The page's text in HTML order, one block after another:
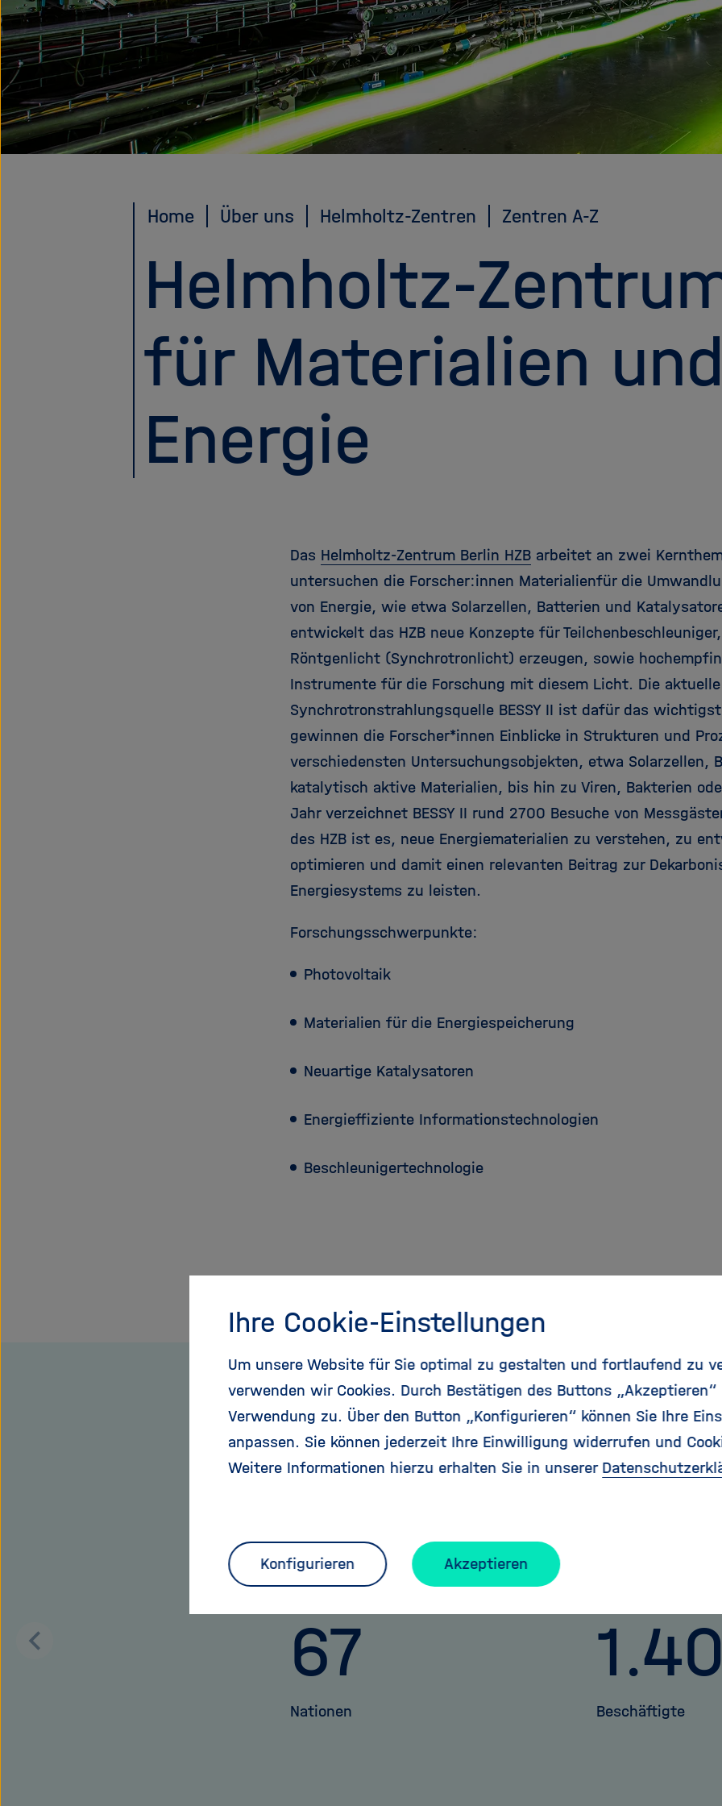
Home Über uns Helmholtz-Zentren Zentren A-Z
Helmholtz-
für Materialien und
Energie
Das Helmholtz-Zentrum Berlin HZB arbeitet an zwei
untersuchen die Forscher:innen Materialienfür die
von Energie, wie etwa Solarzellen, Batterien und
entwickelt das HZB neue Konzepte für
Röntgenlicht (Synchrotronlicht) erzeugen, sowie
Instrumente für die Forschung mit diesem Licht. Die aktuelle
Synchrotronstrahlungsquelle BESSY II ist dafür das
gewinnen die Forscher*innen Einblicke in Strukturen und
verschiedensten Untersuchungsobjekten, etwa Solarzellen,
katalytisch aktive Materialien, bis hin zu Viren, Bakterien
Jahr verzeichnet BESSY II rund 2700 Besuche von
des HZB ist es, neue Energiematerialien zu verstehen, zu
optimieren und damit einen relevanten Beitrag zur
Energiesystems zu leisten.
Forschungsschwerpunkte:
Photovoltaik
Materialien für die Energiespeicherung
Neuartige Katalysatoren
Energieffiziente Informationstechnologien
Beschleunigertechnologie
Zurück
67
Nationen Beschäftigte
Ihre Cookie-Einstellungen
Um unsere Website für Sie optimal zu gestalten und fortlaufend zu
verwenden wir Cookies. Durch Bestätigen des Buttons „Akzeptieren“
Verwendung zu. Über den Button „Konfigurieren“ können Sie Ihre
anpassen. Sie können jederzeit Ihre Einwilligung widerrufen und
Weitere Informationen hierzu erhalten Sie in unserer
Konfigurieren Akzeptieren